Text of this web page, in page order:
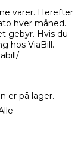
varer. Herefter
hver måned.
gebyr. Hvis du
hos ViaBill.
er på lager.